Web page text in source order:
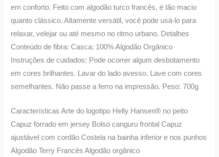
em conforto. Feito com algodão turco francês, é tão macio
quanto clássico. Altamente versátil, você pode usá-lo para
relaxar, velejar ou até mesmo no ritmo urbano. Detalhes
Conteúdo de fibra: Casca: 100% Algodão Orgânico
Instruções de cuidados: Pode ocorrer algum desbotamento
em cores brilhantes. Lavar do lado avesso. Lave com cores
semelhantes. Não passe a ferro na impressão. Peso: 700g
Características Arte do logotipo Helly Hansen® no peito
Capuz forrado em jersey Bolso canguru frontal Capuz
ajustável com cordão Costela na bainha inferior e nos punhos
Algodão Terry Francês Algodão orgânico